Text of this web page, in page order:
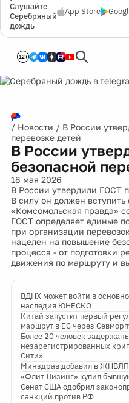
Слушайте
Серебряный
дождь
App Store
12+
/ Новости / В России
перевозке детей
В России
безопасной
18 мая 2026
В России утвердили ГОСТ
В силу он должен
«Комсомольская правда»
ГОСТ определяет единые
при организации
нацелен на повышение
процесса - от подготовки
движения по маршруту и
ВДНХ может войти в
наследия ЮНЕСКО
Китай запустит первый
маршрут в ЕС через
Более 20 человек
незарегистрированных
Сити»
Минздрав добавил в ЖНВЛП
«Флит Лизинг» купил
Сенат США одобрил
санкций против РФ